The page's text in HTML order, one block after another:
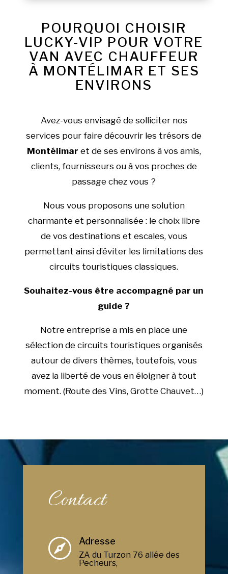
POURQUOI CHOISIR
LUCKY-VIP POUR VOTRE
VAN AVEC CHAUFFEUR
À MONTÉLIMAR ET SES
ENVIRONS
Avez-vous envisagé de solliciter nos
services pour faire découvrir les trésors de
Montélimar et de ses environs à vos amis,
clients, fournisseurs ou à vos proches de
passage chez vous ?
Nous vous proposons une solution
charmante et personnalisée : le choix libre
de vos destinations et escales, vous
permettant ainsi d’éviter les limitations des
circuits touristiques classiques.
Souhaitez-vous être accompagné par un
guide ?
Notre entreprise a mis en place une
sélection de circuits touristiques organisés
autour de divers thèmes, toutefois, vous
avez la liberté de vous en éloigner à tout
moment. (Route des Vins, Grotte Chauvet…)
Contact
 Adresse
ZA du Turzon 76 allée des
Pecheurs,